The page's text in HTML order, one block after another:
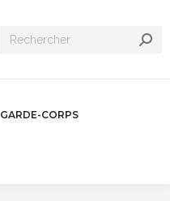
Recherche
GARDE-CORPS